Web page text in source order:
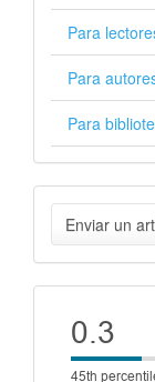
Para
Para
Para
Enviar
un
artículo
Enviar un
Cite
score